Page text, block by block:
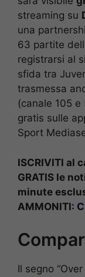
streaming su
una
63 partite
registrarsi al
sfida tra
trasmessa
(canale 105
gratis sulle
Sport
ISCRIVITI al
GRATIS le
minute
AMMONITI:
Il segno